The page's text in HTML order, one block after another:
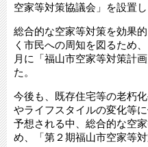
空家等対策協議会」を設置し
総合的な空家等対策を効果
く市民への周知を図るため
月に「福山市空家等対策計
た。
今後も、既存住宅等の老朽
やライフスタイルの変化等
予想される中、総合的な空
め、「第２期福山市空家等